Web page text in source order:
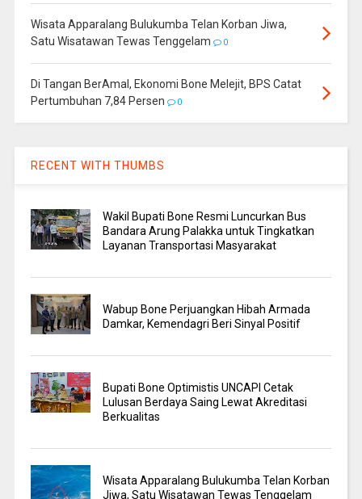
Wisata Apparalang Bulukumba Telan Korban Jiwa,
Satu Wisatawan Tewas Tenggelam
0
Di Tangan BerAmal, Ekonomi Bone Melejit, BPS Catat
Pertumbuhan 7,84 Persen
0
RECENT WITH THUMBS
Wakil Bupati Bone Resmi Luncurkan Bus
Bandara Arung Palakka untuk Tingkatkan
Layanan Transportasi Masyarakat
Wabup Bone Perjuangkan Hibah Armada
Damkar, Kemendagri Beri Sinyal Positif
Bupati Bone Optimistis UNCAPI Cetak
Lulusan Berdaya Saing Lewat Akreditasi
Berkualitas
Wisata Apparalang Bulukumba Telan Korban
Jiwa, Satu Wisatawan Tewas Tenggelam